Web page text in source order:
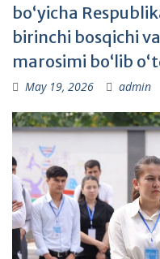
bo‘yicha
birinchi bosqichi
marosimi bo‘lib
May 19, 2026 admin